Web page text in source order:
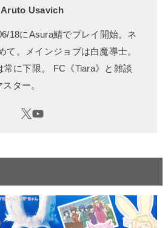
Aruto Usavich
18にAsura鯖でプレイ開始。ネ
て。メインジョブは白魔導士。
常に下限。 FC《Tiara》と雑談
ター。